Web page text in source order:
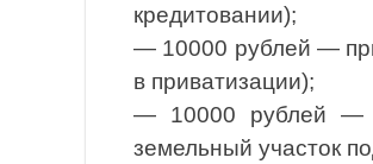
кредитовании);
— 10000 рублей —
в приватизации);
— 10000 рублей —
земельный участок